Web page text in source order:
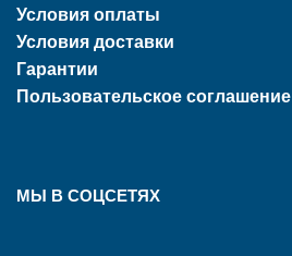
Условия оплаты
Условия доставки
Гарантии
Пользовательское соглашение
МЫ В СОЦСЕТЯХ